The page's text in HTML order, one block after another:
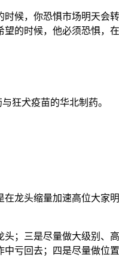
候，你恐惧市场明天会
的时候，他必须恐惧，
狂犬疫苗的华北制药。
龙头缩量加速高位大家
；三是尽量做大级别、
亏回去；四是尽量做位